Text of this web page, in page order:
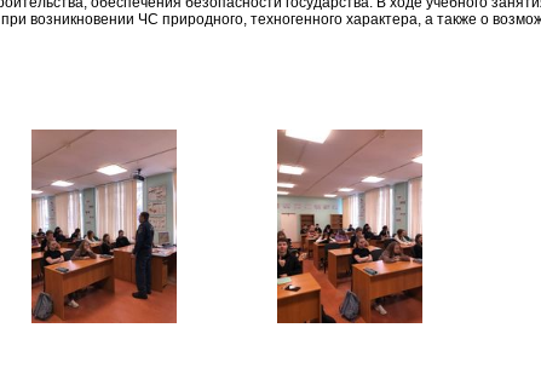
возникновении ЧС природного, техногенного характера, а также о